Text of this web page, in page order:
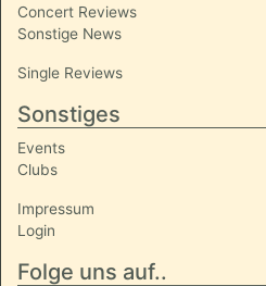
Concert Reviews
Sonstige News
Single Reviews
Sonstiges
Events
Clubs
Impressum
Login
Folge uns auf..